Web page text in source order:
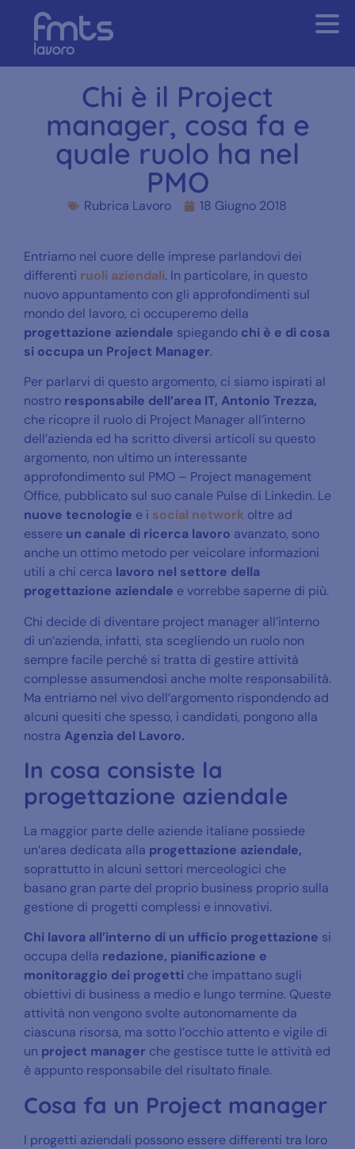
Chi è il Project
manager, cosa fa e
quale ruolo ha nel
PMO
Rubrica Lavoro 18 Giugno 2018
Entriamo nel cuore delle imprese parlandovi dei
differenti ruoli aziendali. In particolare, in questo
nuovo appuntamento con gli approfondimenti sul
mondo del lavoro, ci occuperemo della
progettazione aziendale spiegando chi è e di cosa
si occupa un Project Manager.
Per parlarvi di questo argomento, ci siamo ispirati al
nostro responsabile dell’area IT, Antonio Trezza,
che ricopre il ruolo di Project Manager all’interno
dell’azienda ed ha scritto diversi articoli su questo
argomento, non ultimo un interessante
approfondimento sul PMO – Project management
Office, pubblicato sul suo canale Pulse di Linkedin. Le
nuove tecnologie e i social network oltre ad
essere un canale di ricerca lavoro avanzato, sono
anche un ottimo metodo per veicolare informazioni
utili a chi cerca lavoro nel settore della
progettazione aziendale e vorrebbe saperne di più.
Chi decide di diventare project manager all’interno
di un’azienda, infatti, sta scegliendo un ruolo non
sempre facile perché si tratta di gestire attività
complesse assumendosi anche molte responsabilità.
Ma entriamo nel vivo dell’argomento rispondendo ad
alcuni quesiti che spesso, i candidati, pongono alla
nostra Agenzia del Lavoro.
In cosa consiste la
progettazione aziendale
La maggior parte delle aziende italiane possiede
un’area dedicata alla progettazione aziendale,
soprattutto in alcuni settori merceologici che
basano gran parte del proprio business proprio sulla
gestione di progetti complessi e innovativi.
Chi lavora all’interno di un ufficio progettazione si
occupa della redazione, pianificazione e
monitoraggio dei progetti che impattano sugli
obiettivi di business a medio e lungo termine. Queste
attività non vengono svolte autonomamente da
ciascuna risorsa, ma sotto l’occhio attento e vigile di
un project manager che gestisce tutte le attività ed
è appunto responsabile del risultato finale.
Cosa fa un Project manager
I progetti aziendali possono essere differenti tra loro